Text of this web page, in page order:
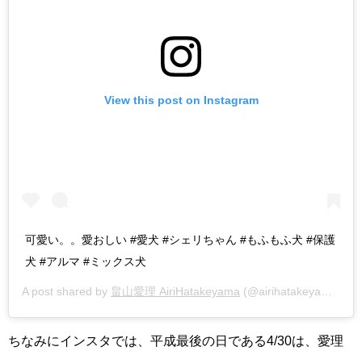
View this post on Instagram
可愛い。。愛おしい #愛犬 #シェリちゃん #もふもふ犬 #保護
犬 #アルマ #ミックス犬
A post shared by 畠山愛理 AiriHatakeyama (@airihatakeyama) on
ちなみにインスタでは、平成最後の日である4/30は、愛理